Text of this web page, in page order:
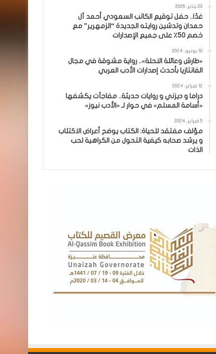
23 يناير، 2026
غدًا.. حفل توقيع الكاتب السعودي أحمد آل
حمدان وتدشين روايته الجديدة “الزمهرير” مع
خصم 50٪ على جميع الإصدارات
10 يونيو، 2024
«طارش وعائلة النحلة».. رواية مشوقة في مجال
الفانتازيا بأحدث إصدارات الأدب العربي
12 فبراير، 2024
دراما و ديزني و روايات حديثة.. مفاجآت يكشفها
«أسامة المسلم» في حوار لـ «الأدب نيوز»
5 فبراير، 2024
مؤلف مفتقد للحياة: الكتاب يوضح أعراض الاكتئاب
و يرشد صحابه كيفية التحول من الكراهية لحب
الذات